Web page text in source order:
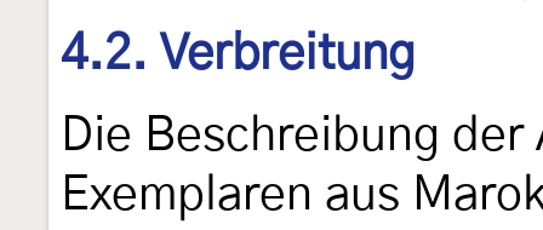
4.2. Verbreitung
Die Beschreibung
Exemplaren aus